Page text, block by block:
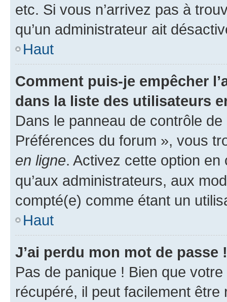
etc. Si vous n’arrivez pas à
qu’un administrateur ait
Haut
Comment puis-je empêcher
dans la liste des utilisateurs
Dans le panneau de contrôle
Préférences du forum », vous
en ligne. Activez cette option
qu’aux administrateurs, aux
compté(e) comme étant un
Haut
J’ai perdu mon mot de passe !
Pas de panique ! Bien que
récupéré, il peut facilement